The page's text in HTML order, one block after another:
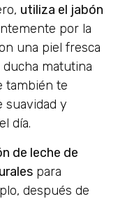
utiliza el jabón
por la
una piel fresca
matutina
también te
suavidad y
día.
de leche de
para
después de